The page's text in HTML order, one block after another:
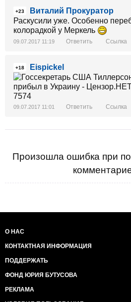
+23
Виталий Прокуратор
Раскусили уже. Особенно
колорадкой у Меркель
09.07.2017 11:19 Ответить Ссылка
+18 Eispickel
09.07.2017 11:01 Ответить Ссылка
Произошла ошибка при
О НАС
КОНТАКТНАЯ ИНФОРМАЦИЯ
ПОДДЕРЖАТЬ
ФОНД ЮРИЯ БУТУСОВА
РЕКЛАМА